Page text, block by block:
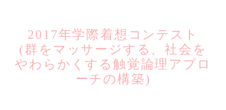
2017年学際着想コンテスト
​(群をマッサージする、社会を
やわらかくする触覚論理アプロ
ーチの構築)